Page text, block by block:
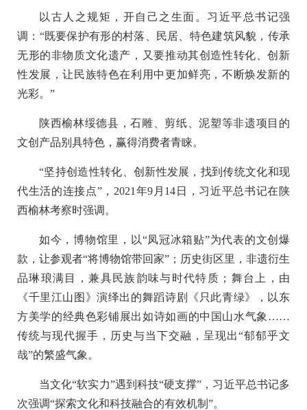
以古人之规矩，开自己之生面。习近平总书记强
调：“既要保护有形的村落、民居、特色建筑风貌，传承
无形的非物质文化遗产，又要推动其创造性转化、创新
性发展，让民族特色在利用中更加鲜亮，不断焕发新的
光彩。”
陕西榆林绥德县，石雕、剪纸、泥塑等非遗项目的
文创产品别具特色，赢得消费者青睐。
“坚持创造性转化、创新性发展，找到传统文化和现
代生活的连接点”，2021年9月14日，习近平总书记在陕
西榆林考察时强调。
如今，博物馆里，以“凤冠冰箱贴”为代表的文创爆
款，让参观者“将博物馆带回家”；历史街区里，非遗衍生
品琳琅满目，兼具民族韵味与时代特质；舞台上，由
《千里江山图》演绎出的舞蹈诗剧《只此青绿》，以东
方美学的经典色彩铺展出如诗如画的中国山水气象……
传统与现代握手，历史与当下交融，呈现出“郁郁乎文
哉”的繁盛气象。
当文化“软实力”遇到科技“硬支撑”，习近平总书记多
次强调“探索文化和科技融合的有效机制”。